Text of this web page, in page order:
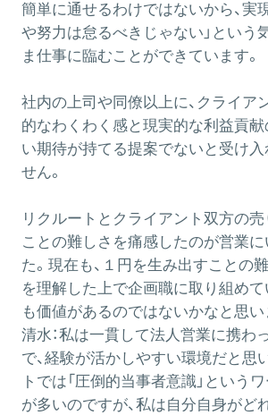
簡単に通せるわけではないから、実
や努力は怠るべきじゃない」という
ま仕事に臨むことができています。
社内の上司や同僚以上に、クライア
的なわくわく感と現実的な利益貢
い期待が持てる提案でないと受け入
せん。
リクルートとクライアント双方の
ことの難しさを痛感したのが営業
た。現在も、１円を生み出すことの
を理解した上で企画職に取り組めて
も価値があるのではないかなと思い
清水：私は一貫して法人営業に携わ
で、経験が活かしやすい環境だと思
トでは「圧倒的当事者意識」という
が多いのですが、私は自分自身がど